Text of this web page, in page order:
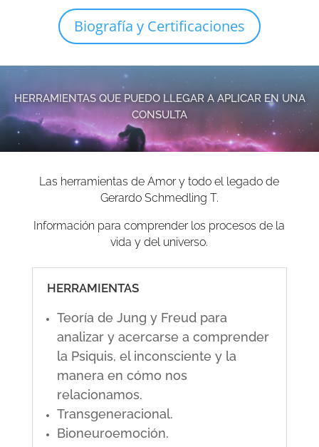
Biografía y Certificaciones
HERRAMIENTAS QUE PUEDO LLEGAR A APLICAR EN UNA
CONSULTA
Las herramientas de Amor y todo el legado de
Gerardo Schmedling T.
Información para comprender los procesos de la
vida y del universo.
HERRAMIENTAS
Teoría de Jung y Freud para
analizar y acercarse a comprender
la Psiquis, el inconsciente y la
manera en cómo nos
relacionamos.
Transgeneracional.
Bioneuroemoción.